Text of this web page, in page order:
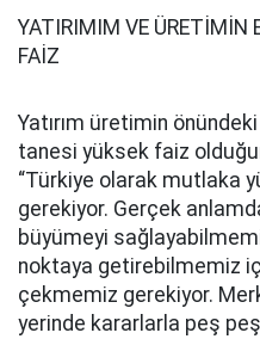
YATIRIMIM VE ÜRETİMİN
FAİZ
Yatırım üretimin
tanesi yüksek faiz
“Türkiye olarak mutlaka
gerekiyor. Gerçek
büyümeyi
noktaya getirebilmemiz
çekmemiz gerekiyor.
yerinde kararlarla peş